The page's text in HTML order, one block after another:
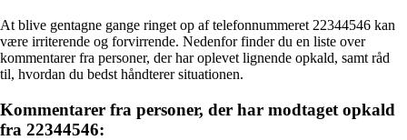
At blive gentagne gange ringet op af telefonnummeret 22344546 kan
være irriterende og forvirrende. Nedenfor finder du en liste over
kommentarer fra personer, der har oplevet lignende opkald, samt råd
til, hvordan du bedst håndterer situationen.
Kommentarer fra personer, der har modtaget opkald
fra 22344546: